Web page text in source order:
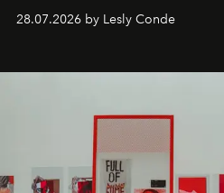
comebacks en veelbelovende
de releases die je niet mag
28.07.2026 by Lesly Conde